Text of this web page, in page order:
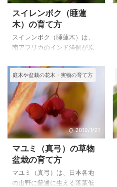
シャクナゲに近い性質だとい
うことですが、よく似た西洋
シャクナゲも多く見かけま
す。 上のセイヨウシャクナゲ
（西洋石楠花）は、自宅で２
た西洋石楠花（プレジデン
ト・ルーズベルト）です。 セ
イヨウシャクナゲ（西洋石楠
花）の特徴と ...
スイレンボク（睡蓮
木）の育て方
スイレンボク（睡蓮木）は、
南アフリカのインド洋側が原
冬に室内に取り込めば丈夫な
植物なので育てることが可能
です。 樹木にスイレンとよく
似た可憐な花が咲いて、初め
て見て時には驚きました。 １
～３mになるようですが、鉢植
えでミニ盆栽から好きな大き
さに育てることが出来ます
が、水切れには注意が必要で
す。 上のスイレンボク（睡蓮
木）は、自宅で２００５年６
月２９日に撮影した花です。
庭木や盆栽の花木・実物の育て方
2019/1/21
マユミ（真弓）の草物
盆栽の育て方
マユミ（真弓）は、日本各地
の山野に普通に生える落葉低